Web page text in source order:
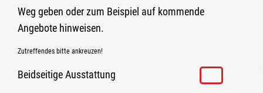
Weg geben oder zum Beispiel auf kommende
Angebote hinweisen.
Zutreffendes bitte ankreuzen!
Beidseitige Ausstattung